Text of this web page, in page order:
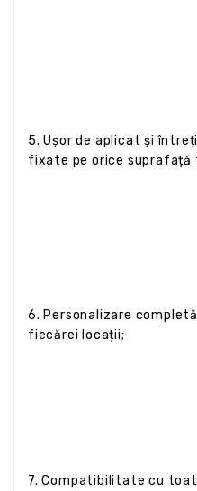
5. Ușor de aplicat și
fixate pe orice suprafață
6. Personalizare
fiecărei locații;
7. Compatibilitate cu